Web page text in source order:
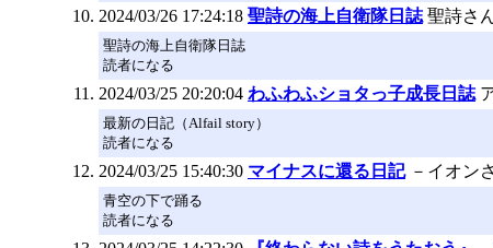
2024/03/26 17:24:18 聖詩の海上自衛隊日誌 聖詩さ
聖詩の海上自衛隊日誌
読者になる
2024/03/25 20:20:04 わふわふショタっ子成長日誌
最新の日記（Alfail story）
読者になる
2024/03/25 15:40:30 マイナスに還る日記 －イオン
青空の下で踊る
読者になる